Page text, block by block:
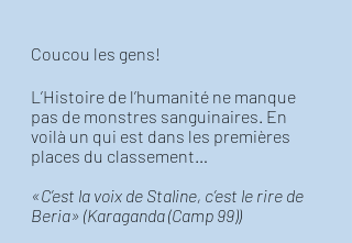
Coucou les gens!
L’Histoire de l’humanité ne manque
pas de monstres sanguinaires. En
voilà un qui est dans les premières
places du classement…
«C’est la voix de Staline, c’est le rire de
Beria» (Karaganda (Camp 99))